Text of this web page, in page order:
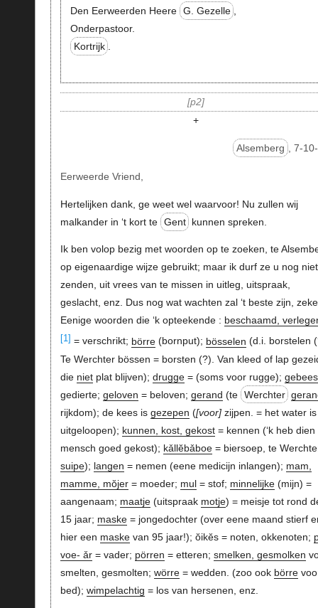
Den Eerweerden Heere G. Gezelle
Onderpastoor.
Kortrijk
p2
+
Alsemberg , 7-
Eerweerde Vriend,
Hertelijken dank, ge weet wel waarvoor! Nu zullen wij
malkander in ‘t kort te Gent kunnen spreken.
Ik ben volop bezig met woorden op te zoeken, te
op eigenaardige wijze gebruikt; maar ik durf ze u nog niet
zenden, uit vrees van te missen in uitleg, uitspraak,
geslacht, enz. Dus nog wat wachten zal ‘t beste zijn,
Eenige woorden die ‘k opteekende : beschaamd,
[1] = verschrikt; börre(bornput); bösselen (d.i. borstelen
Te Werchter bössen = borsten (?). Van kleed of lap
die nietplat blijven); drugge= (soms voor rugge);
gedierte; geloven = beloven; gerand (te Werchter
rijkdom); de kees is gezepen ( voor zijpen. = het water
uitgeloopen); kunnen, kost, gekost= kennen (‘k heb dien
mensch goed gekost); kǎllĕbǎboe= biersoep, te
suipe); langen = nemen (eene medicijn inlangen); mam,
mamme, mŏjer= moeder; mul= stof; minnelijke(mijn) =
aangenaam; maatje(uitspraak motje) = meisje tot rond
15 jaar; maske= jongedochter (over eene maand stierf
hier een maskevan 95 jaar!); ŏikĕs = noten, okkenoten;
voe- ǎr= vader; pörren = etteren; smelken, gesmolken
smelten, gesmolten; wörre= wedden. (zoo ook börre
bed); wimpelachtig = los van hersenen, enz.